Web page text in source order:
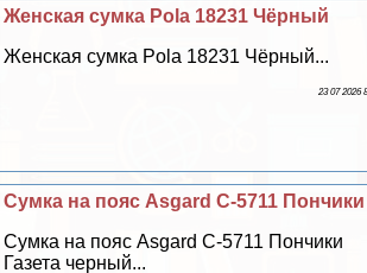
Женская сумка Pola 18231 Чёрный
Женская сумка Pola 18231 Чёрный...
23 07 2026
Сумка на пояс Asgard С-5711
Сумка на пояс Asgard С-5711 Пончики
Газета черный...